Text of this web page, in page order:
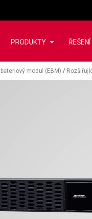
PRODUKTY ŘEŠENÍ
modul (EBM) /